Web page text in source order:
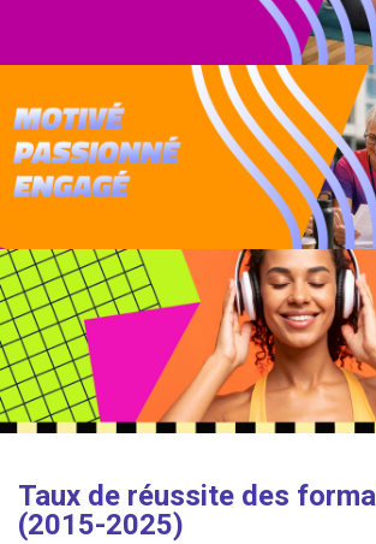
Taux de réussite des
(2015-2025)